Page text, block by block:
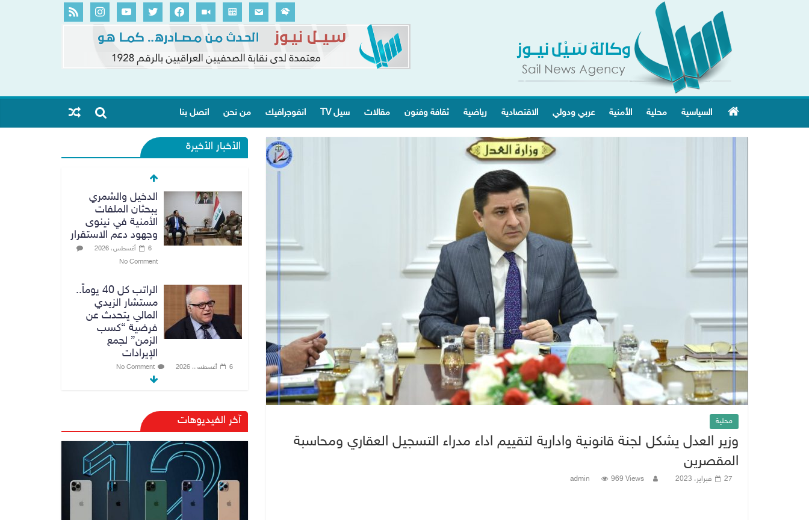
السياسية محلية الأمنية عربي ودولي الاقتصادية رياضية ثقافة وفنون مقالات سيل TV انفوجرافيك من نحن اتصل بنا
محلية
وزير العدل يشكل لجنة قانونية وادارية لتقييم اداء مدراء التسجيل العقاري ومحاسبة
المقصرين
27 فبراير، 2023 admin 969 Views
الأخبار الأخيرة
الدخيل والشمري
يبحثان الملفات
الأمنية في نينوى
وجهود دعم الاستقرار
6 أغسطس، 2026
No Comment
الراتب كل 40 يوماً..
مستشار الزيدي
المالي يتحدث عن
فرضية “كسب
الزمن” لجمع
الإيرادات
6 أغسطس، 2026 No Comment
بشأن الوزارات
الشاغرة لحين تسمية
الوزراء
No Comment
هيئة الإعلام
والاتصالات تعتمد
آخر الفيديوهات